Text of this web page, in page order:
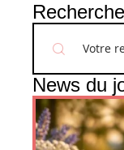
Recherche
News du